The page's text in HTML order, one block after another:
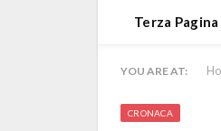
Terza
YOU ARE AT:
CRONACA